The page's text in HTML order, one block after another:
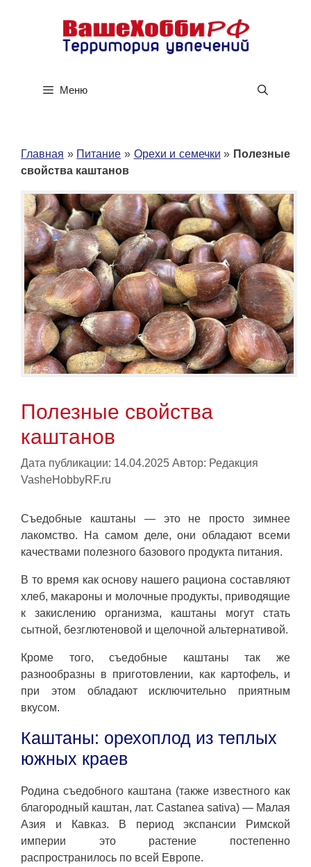
содержимому
Меню
Главная » Питание » Орехи и семечки » Полезные
свойства каштанов
Полезные свойства
каштанов
Дата публикации: 14.04.2025 Автор: Редакция
VasheHobbyRF.ru
Съедобные каштаны — это не просто зимнее
лакомство. На самом деле, они обладают всеми
качествами полезного базового продукта питания.
В то время как основу нашего рациона составляют
хлеб, макароны и молочные продукты, приводящие
к закислению организма, каштаны могут стать
сытной, безглютеновой и щелочной альтернативой.
Кроме того, съедобные каштаны так же
разнообразны в приготовлении, как картофель, и
при этом обладают исключительно приятным
вкусом.
Каштаны: орехоплод из теплых
южных краев
Родина съедобного каштана (также известного как
благородный каштан, лат. Castanea sativa) — Малая
Азия и Кавказ. В период экспансии Римской
империи это растение постепенно
распространилось по всей Европе.